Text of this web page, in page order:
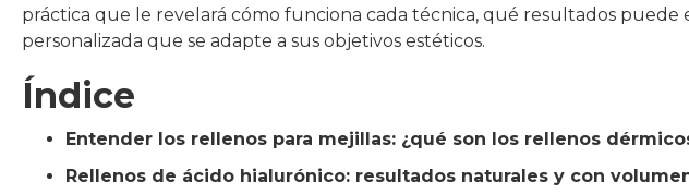
práctica que le revelará cómo funciona cada técnica, qué resultados puede
personalizada que se adapte a sus objetivos estéticos.
Índice
Entender los rellenos para mejillas: ¿qué son los rellenos
Rellenos de ácido hialurónico: resultados naturales y con